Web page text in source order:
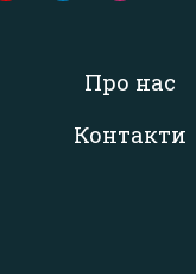
Про нас
Контакти